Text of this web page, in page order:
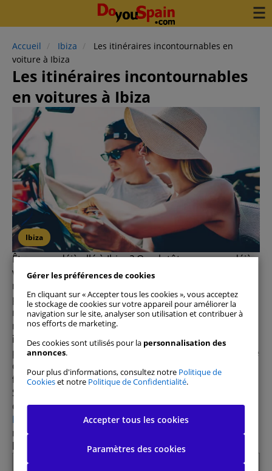
Accueil Ibiza
Les itinéraires incontournables en
voiture à Ibiza
Les itinéraires incontournables
en voitures à Ibiza
Ibiza
Êtes-vous déjà allé à Ibiza ? Ou plutôt, avez-vous déjà
vraiment exploré l’île ? La différence, c’est que parfois,
nous voyageons dans un endroit sans vraiment
prendre le temps de le découvrir. ChezDoYouSpain
nous pensons que visiter Ibiza en voiture est la
meilleure manière de l’explorer à 100% et vous
imprégner de sa culture et de sa nature. C’est
pourquoi, dans cet article, nous souhaitons vous faire
découvrir les itinéraires incontournables d’Ibiza à
faire en voiture.
Si vous n’avez pas de voiture à Ibiza ou que vous êtes
de passage, vous pouvez louer une voiture avec
DoYouSpain
. Vous pourrez réserver à n’importe quel
moment et où vous voulez,
toujours au prix le plus
bas du marché
!
Gérer les préférences de cookies
En cliquant sur « Accepter tous les cookies », vous acceptez
le stockage de cookies sur votre appareil pour améliorer la
navigation sur le site, analyser son utilisation et contribuer à
nos efforts de marketing.
Des cookies sont utilisés pour la personnalisation des
annonces.
Pour plus d'informations, consultez notre Politique de
Cookieset notre Politique de Confidentialité.
Paramètres des cookies
Accepter tous les cookies
Gérer les préférences de consentement